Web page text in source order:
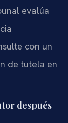
evalúa
con un
de tutela en
después